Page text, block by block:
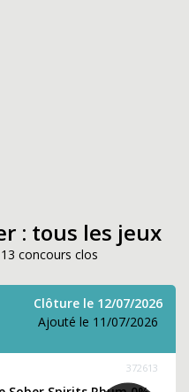
: tous les jeux
concours clos
Clôture le 12/07/2026
Ajouté le 11/07/2026
372613